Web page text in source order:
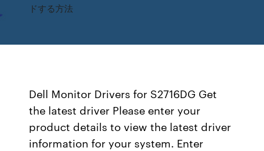
ドする方法
Dell Monitor Drivers for S2716DG Get
the latest driver Please enter your
product details to view the latest driver
information for your system. Enter